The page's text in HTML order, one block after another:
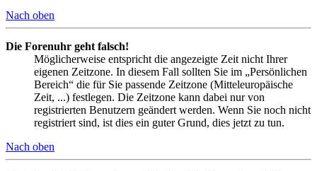
Nach oben
Die Forenuhr geht falsch!
Möglicherweise entspricht die angezeigte Zeit nicht Ihrer
eigenen Zeitzone. In diesem Fall sollten Sie im „Persönlichen
Bereich“ die für Sie passende Zeitzone (Mitteleuropäische
Zeit, ...) festlegen. Die Zeitzone kann dabei nur von
registrierten Benutzern geändert werden. Wenn Sie noch nicht
registriert sind, ist dies ein guter Grund, dies jetzt zu tun.
Nach oben